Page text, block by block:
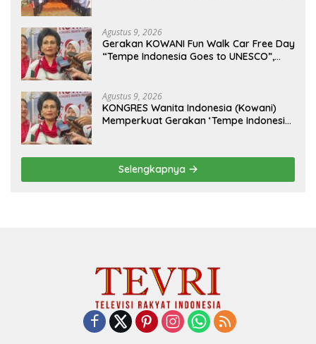
Agustus 9, 2026
Gerakan KOWANI Fun Walk Car Free Day
“Tempe Indonesia Goes to UNESCO”,
Agustus 9, 2026
KONGRES Wanita Indonesia (Kowani)
Memperkuat Gerakan ‘Tempe Indonesia
Selengkapnya